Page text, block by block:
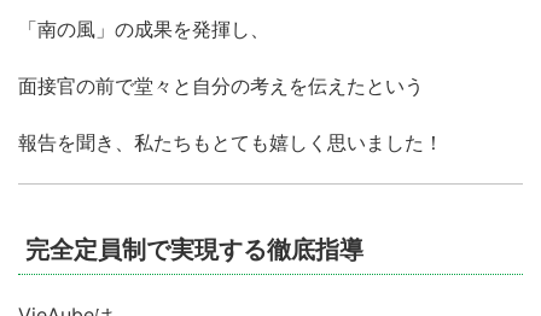
「南の風」の成果を発揮し、
面接官の前で堂々と自分の考えを伝えたという
報告を聞き、私たちもとても嬉しく思いました！
完全定員制で実現する徹底指導